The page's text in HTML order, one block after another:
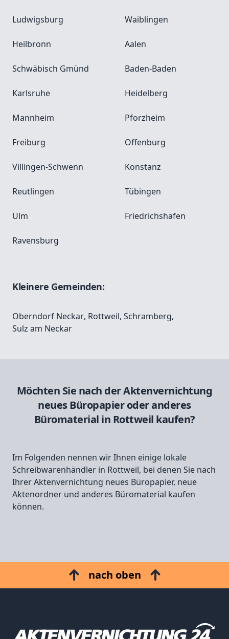
Ludwigsburg Waiblingen
Heilbronn Aalen
Schwäbisch Gmünd Baden-Baden
Karlsruhe Heidelberg
Mannheim Pforzheim
Freiburg Offenburg
Villingen-Schwenn Konstanz
Reutlingen Tübingen
Ulm Friedrichshafen
Ravensburg
Kleinere Gemeinden:
Oberndorf Neckar, Rottweil, Schramberg,
Sulz am Neckar
Möchten Sie nach der Aktenvernichtung
neues Büropapier oder anderes
Büromaterial in Rottweil kaufen?
Im Folgenden nennen wir Ihnen einige lokale
Schreibwarenhändler in Rottweil, bei denen Sie nach
Ihrer Aktenvernichtung neues Büropapier, neue
Aktenordner und anderes Büromaterial kaufen
können.
nach oben